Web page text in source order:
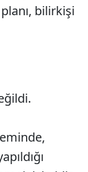
bilirkişi